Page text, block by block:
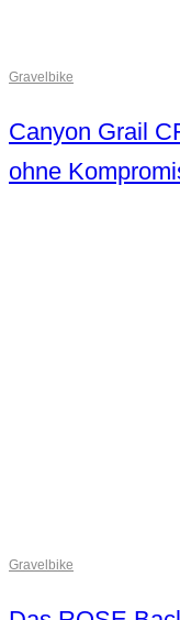
Gravelbike
Canyon Grail
ohne
Gravelbike